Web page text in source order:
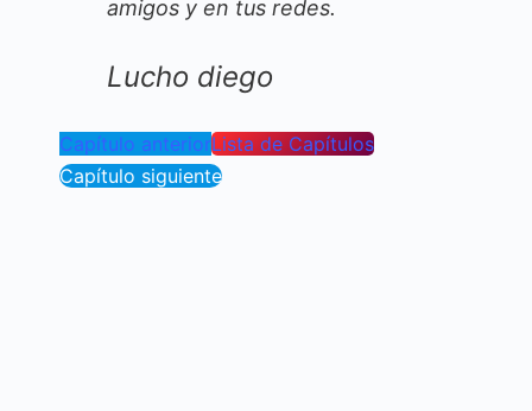
amigos y en tus redes.
Lucho diego
Capítulo anteriorLista de Capítulos
Capítulo siguiente